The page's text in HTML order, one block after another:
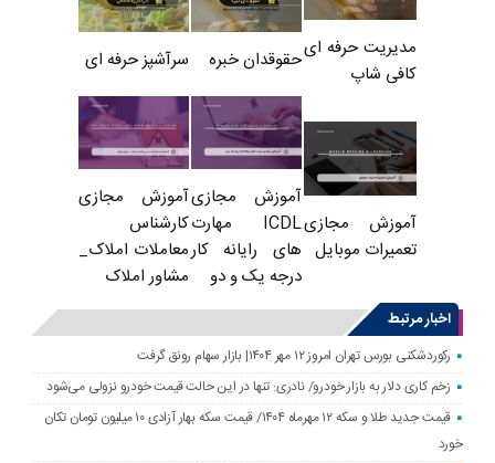
مدیریت حرفه ای
کافی شاپ
حقوقدان خبره سرآشپز حرفه ای
آموزش مجازی
تعمیرات موبایل
آموزش مجازی
ICDL مهارت
های رایانه کار
درجه یک و دو
آموزش مجازی
کارشناس
معاملات املاک_
مشاور املاک
اخبار مرتبط
رکوردشکنی بورس تهران امروز ۱۲ مهر ۱۴۰۴| بازار سهام رونق گرفت
زخم کاری دلار به بازار خودرو/ نادری: تنها در این حالت قیمت خودرو نزولی می‌شود
قیمت جدید طلا و سکه ۱۲ مهرماه ۱۴۰۴/ قیمت سکه بهار آزادی ۱۰ میلیون تومان تکان
خورد